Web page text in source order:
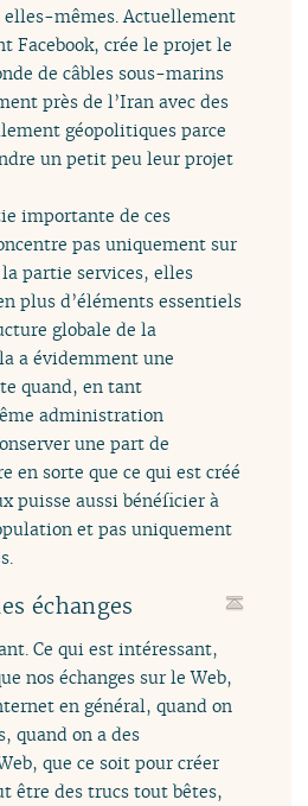
elles-mêmes. Actuellement
Facebook, crée le projet le
de câbles sous-marins
près de l’Iran avec des
géopolitiques parce
un petit peu leur projet
importante de ces
pas uniquement sur
partie services, elles
plus d’éléments essentiels
globale de la
a évidemment une
quand, en tant
administration
une part de
en sorte que ce qui est créé
puisse aussi bénéficier à
et pas uniquement
échanges
Ce qui est intéressant,
nos échanges sur le Web,
en général, quand on
quand on a des
que ce soit pour créer
être des trucs tout bêtes,